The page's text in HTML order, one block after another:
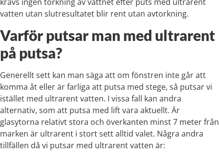
vatten utan slutresultatet blir rent utan avtorkning.
Varför putsar man med ultrarent
på putsa?
Generellt sett kan man säga att om fönstren inte går att
komma åt eller är farliga att putsa med stege, så putsar vi
istället med ultrarent vatten. I vissa fall kan andra
alternativ, som att putsa med lift vara aktuellt. Är
glasytorna relativt stora och överkanten minst 7 meter från
marken är ultrarent i stort sett alltid valet. Några andra
tillfällen då vi putsar med ultrarent vatten är: